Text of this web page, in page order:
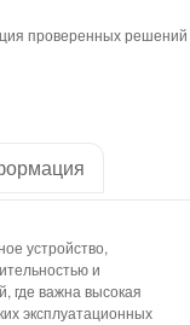
проверенных решений
устройство,
и
где важна высокая
эксплуатационных